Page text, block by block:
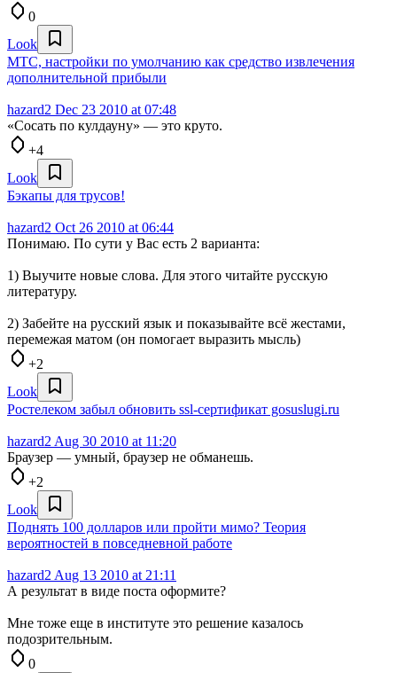
0
Look
МТС, настройки по умолчанию как средство извлечения
дополнительной прибыли
hazard2 Dec 23 2010 at 07:48
«Сосать по кулдауну» — это круто.
+4
Look
Бэкапы для трусов!
hazard2 Oct 26 2010 at 06:44
Понимаю. По сути у Вас есть 2 варианта:
1) Выучите новые слова. Для этого читайте русскую
литературу.
2) Забейте на русский язык и показывайте всё жестами,
перемежая матом (он помогает выразить мысль)
+2
Look
Ростелеком забыл обновить ssl-сертификат gosuslugi.ru
hazard2 Aug 30 2010 at 11:20
Браузер — умный, браузер не обманешь.
+2
Look
Поднять 100 долларов или пройти мимо? Теория
вероятностей в повседневной работе
hazard2 Aug 13 2010 at 21:11
А результат в виде поста оформите?
Мне тоже еще в институте это решение казалось
подозрительным.
0